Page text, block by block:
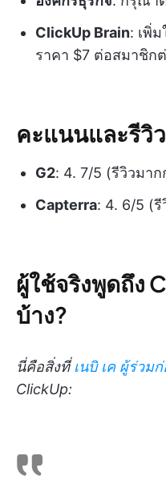
ClickUp Brain: เพิ่
ราคา $7 ต่อสมาชิก
คะแนนและรีวิ
G2: 4. 7/5 (รีวิวมาก
Capterra: 4. 6/5 (รี
ผู้ใช้จริงพูดถึง
บ้าง?
นี่คือสิ่งที่ เนบิ เค ผู้ร่วม
ClickUp: